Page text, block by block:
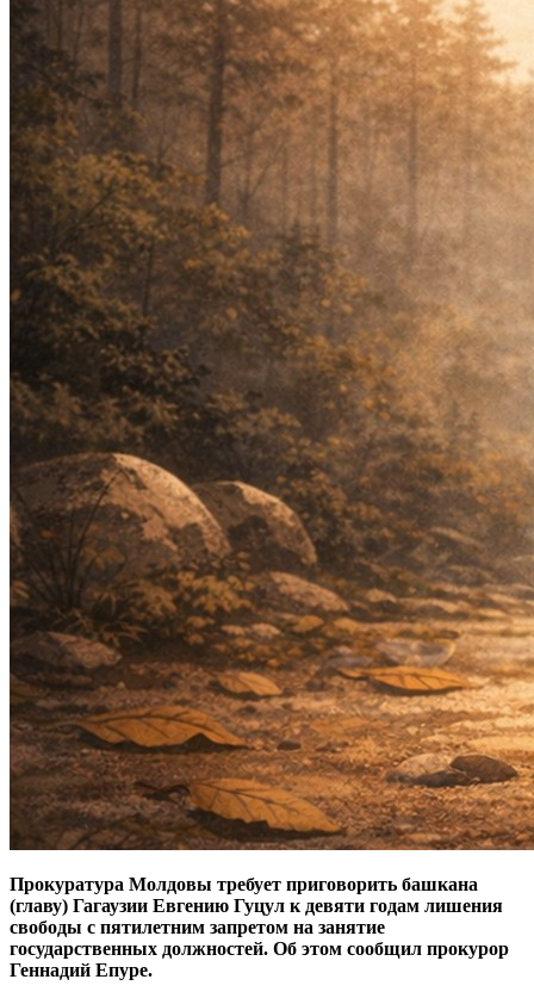
Прокуратура Молдовы требует приговорить башкана
(главу) Гагаузии Евгению Гуцул к девяти годам лишения
свободы с пятилетним запретом на занятие
государственных должностей. Об этом сообщил прокурор
Геннадий Епуре.